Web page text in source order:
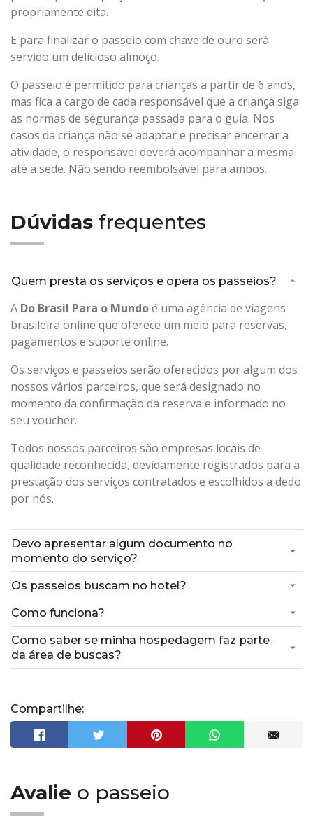
propriamente dita.
E para finalizar o passeio com chave de ouro será
servido um delicioso almoço.
O passeio é permitido para crianças a partir de 6 anos,
mas fica a cargo de cada responsável que a criança siga
as normas de segurança passada para o guia. Nos
casos da criança não se adaptar e precisar encerrar a
atividade, o responsável deverá acompanhar a mesma
até a sede. Não sendo reembolsável para ambos.
Dúvidas frequentes
Quem presta os serviços e opera os passeios?
A Do Brasil Para o Mundoé uma agência de viagens
brasileira online que oferece um meio para reservas,
pagamentos e suporte online.
Os serviços e passeios serão oferecidos por algum dos
nossos vários parceiros, que será designado no
momento da confirmação da reserva e informado no
seu voucher.
Todos nossos parceiros são empresas locais de
qualidade reconhecida, devidamente registrados para a
prestação dos serviços contratados e escolhidos a dedo
por nós.
Devo apresentar algum documento no
momento do serviço?
Os passeios buscam no hotel?
Como funciona?
Como saber se minha hospedagem faz parte
da área de buscas?
Compartilhe:
Avalie o passeio